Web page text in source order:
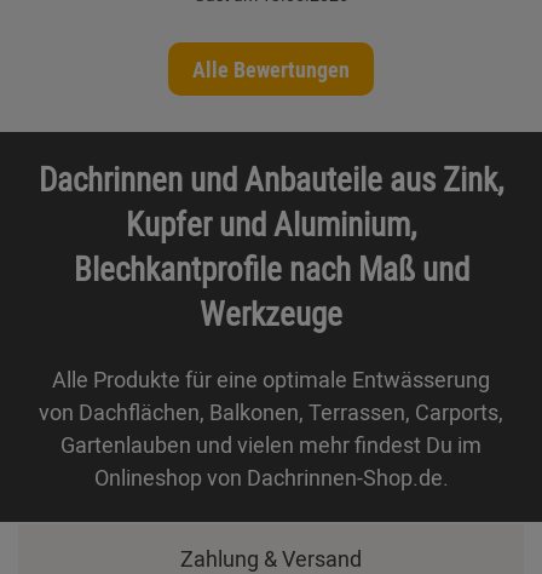
Alle Bewertungen
Dachrinnen und Anbauteile aus Zink,
Kupfer und Aluminium,
Blechkantprofile nach Maß und
Werkzeuge
Alle Produkte für eine optimale Entwässerung
von Dachflächen, Balkonen, Terrassen, Carports,
Gartenlauben und vielen mehr findest Du im
Onlineshop von Dachrinnen-Shop.de.
Zahlung & Versand